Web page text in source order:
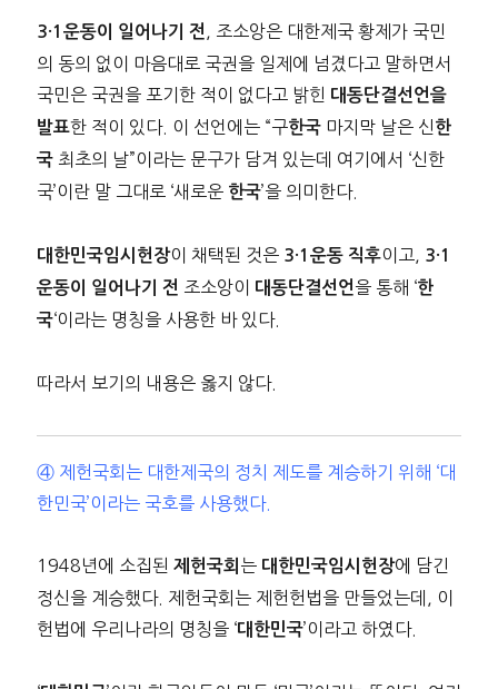
3·1운동이 일어나기 전
, 조소앙은 대한제국 황제가 국민
의 동의 없이 마음대로 국권을 일제에 넘겼다고 말하면서
국민은 국권을 포기한 적이 없다고 밝힌
대동단결선언을
발표한 적이 있다. 이 선언에는 “구한국마지막 날은 신 한
국최초의 날”이라는 문구가 담겨 있는데 여기에서 ‘신한
국’이란 말 그대로 ‘새로운 한국’을 의미한다.
대한민국임시헌장이 채택된 것은 3·1운동 직후이고,
3·1
운동이 일어나기 전 조소앙이 대동단결선언 을 통해 ‘한
국‘이라는 명칭을 사용한 바 있다.
따라서 보기의 내용은 옳지 않다.
④ 제헌국회는 대한제국의 정치 제도를 계승하기 위해 ‘대
한민국’이라는 국호를 사용했다.
1948년에 소집된 제헌국회 는 대한민국임시헌장에 담긴
정신을 계승했다. 제헌국회는 제헌헌법을 만들었는데, 이
헌법에 우리나라의 명칭을 ‘대한민국’이라고 하였다.